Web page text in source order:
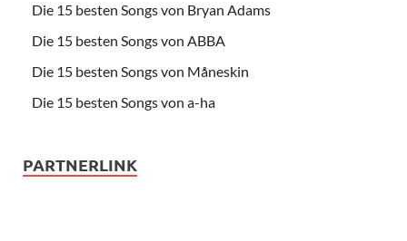
Die 15 besten Songs von Bryan Adams
Die 15 besten Songs von ABBA
Die 15 besten Songs von Måneskin
Die 15 besten Songs von a-ha
PARTNERLINK